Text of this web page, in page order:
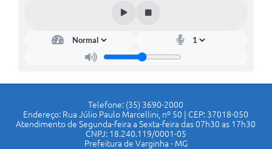
Telefone: (35) 3690-2000
Endereço: Rua Júlio Paulo Marcellini, nº 50 | CEP: 37018-050
Atendimento de Segunda-feira a Sexta-feira das 07h30 as 17h30
CNPJ: 18.240.119/0001-05
Prefeitura de Varginha - MG